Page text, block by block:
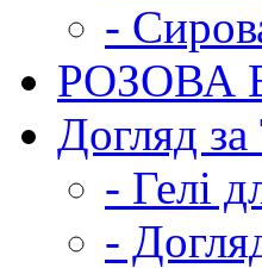
-
РОЗОВА
Догляд
- Гелі
-